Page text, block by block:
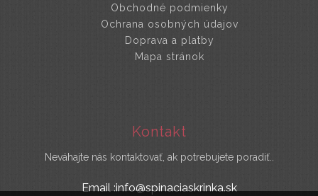
Obchodné podmienky
Ochrana osobných údajov
Doprava a platby
Mapa stránok
Kontakt
Neváhajte nás kontaktovať, ak potrebujete poradiť..
Email :info@spinaciaskrinka.sk